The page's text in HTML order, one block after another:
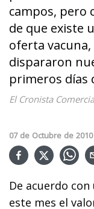
campos, pero
de que existe
oferta vacuna,
dispararon
primeros días
El Cronista
07 de Octubre de 2010
De acuerdo
este mes el